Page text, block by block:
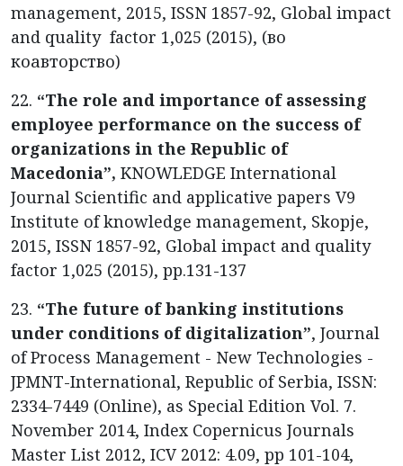
management, 2015, ISSN 1857-92, Global impact
and quality factor 1,025 (2015), (во
коавторство)
22. “The role and importance of assessing
employee performance on the success of
organizations in the Republic of
Macedonia”, KNOWLEDGE International
Journal Scientific and applicative papers V9
Institute of knowledge management, Skopje,
2015, ISSN 1857-92, Global impact and quality
factor 1,025 (2015), pp.131-137
23. “The future of banking institutions
under conditions of digitalization”, Journal
of Process Management - New Technologies -
JPMNT-International, Republic of Serbia, ISSN:
2334-7449 (Online), as Special Edition Vol. 7.
November 2014, Index Copernicus Journals
Master List 2012, ICV 2012: 4.09, pp 101-104,